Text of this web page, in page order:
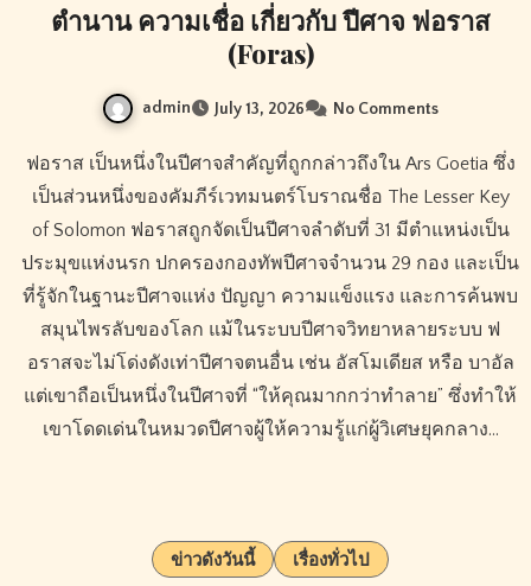
ตำนาน ความเชื่อ เกี่ยวกับ ปีศาจ ฟอราส
(Foras)
admin July 13, 2026 No Comments
ฟอราส เป็นหนึ่งในปีศาจสำคัญที่ถูกกล่าวถึงใน Ars Goetia ซึ่ง
เป็นส่วนหนึ่งของคัมภีร์เวทมนตร์โบราณชื่อ The Lesser Key
of Solomon ฟอราสถูกจัดเป็นปีศาจลำดับที่ 31 มีตำแหน่งเป็น
ประมุขแห่งนรก ปกครองกองทัพปีศาจจำนวน 29 กอง และเป็น
ที่รู้จักในฐานะปีศาจแห่ง ปัญญา ความแข็งแรง และการค้นพบ
สมุนไพรลับของโลก แม้ในระบบปีศาจวิทยาหลายระบบ ฟ
อราสจะไม่โด่งดังเท่าปีศาจตนอื่น เช่น อัสโมเดียส หรือ บาอัล
แต่เขาถือเป็นหนึ่งในปีศาจที่ “ให้คุณมากกว่าทำลาย” ซึ่งทำให้
เขาโดดเด่นในหมวดปีศาจผู้ให้ความรู้แก่ผู้วิเศษยุคกลาง…
ข่าวดังวันนี้ เรื่องทั่วไป